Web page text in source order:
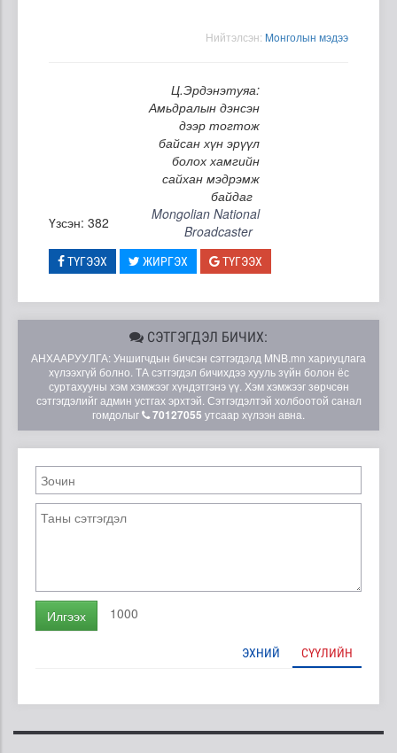
Нийтэлсэн: Moнголын мэдээ
Ц.Эрдэнэтуяа:
Амьдралын дэнсэн
дээр тогтож
байсан хүн эрүүл
болох хамгийн
сайхан мэдрэмж
байдаг
Үзсэн: 382
Mongolian National
Broadcaster
ТҮГЭЭХ ЖИРГЭХ ТҮГЭЭХ
СЭТГЭГДЭЛ БИЧИХ:
АНХААРУУЛГА: Уншигчдын бичсэн сэтгэгдэлд MNB.mn хариуцлага
хүлээхгүй болно. ТА сэтгэгдэл бичихдээ хууль зүйн болон ёс
суртахууны хэм хэмжээг хүндэтгэнэ үү. Хэм хэмжээг зөрчсөн
сэтгэгдэлийг админ устгах эрхтэй. Сэтгэгдэлтэй холбоотой санал
гомдолыг
70127055 утсаар хүлээн авна.
Илгээх 1000
ЭХНИЙ СҮҮЛИЙН